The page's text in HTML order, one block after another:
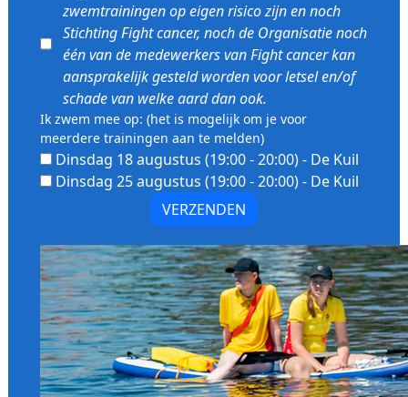
zwemtrainingen op eigen risico zijn en noch
Stichting Fight cancer, noch de Organisatie noch
één van de medewerkers van Fight cancer kan
aansprakelijk gesteld worden voor letsel en/of
schade van welke aard dan ook.
Ik zwem mee op: (het is mogelijk om je voor
meerdere trainingen aan te melden)
Dinsdag 18 augustus (19:00 - 20:00) - De Kuil
Dinsdag 25 augustus (19:00 - 20:00) - De Kuil
VERZENDEN